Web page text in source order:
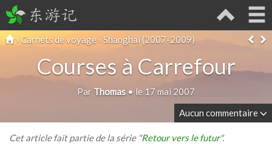
东游记
›Carnets de voyage ›Shanghai (2007-2009)
Courses à Carrefour
Par Thomas• le 17 mai 2007
Aucun commentaire
Cet article fait partie de la série "Retour vers le futur".